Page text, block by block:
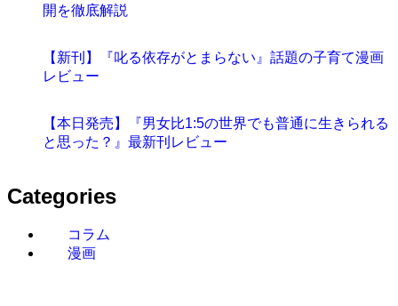
開を徹底解説
【新刊】『叱る依存がとまらない』話題の子育て漫画
レビュー
【本日発売】『男女比1:5の世界でも普通に生きられる
と思った？』最新刊レビュー
Categories
コラム
漫画